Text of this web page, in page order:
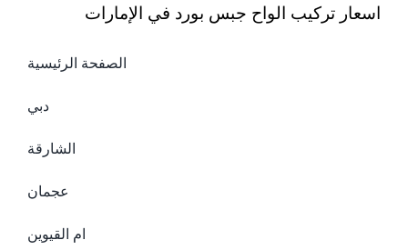
اسعار تركيب الواح جبس بورد في الإمارات
الصفحة الرئيسية
دبي
الشارقة
عجمان
ام القيوين